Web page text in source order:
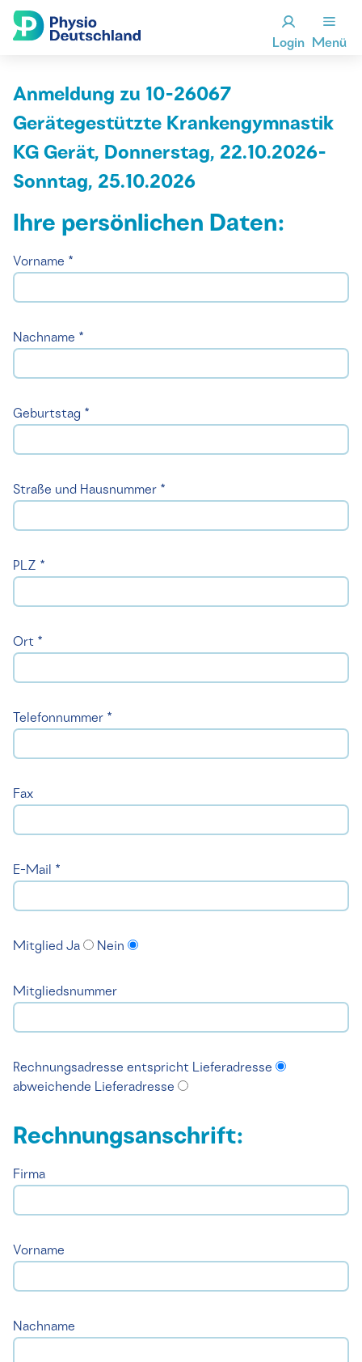
Login Menü
Anmeldung zu 10-26067
Gerätegestützte Krankengymnastik
KG Gerät, Donnerstag, 22.10.2026-
Sonntag, 25.10.2026
Ihre persönlichen Daten:
Vorname *
Nachname *
Geburtstag *
Straße und Hausnummer *
PLZ *
Ort *
Telefonnummer *
Fax
E-Mail *
Mitglied Ja Nein
Mitgliedsnummer
Rechnungsadresse entspricht Lieferadresse
abweichende Lieferadresse
Rechnungsanschrift:
Firma
Vorname
Nachname